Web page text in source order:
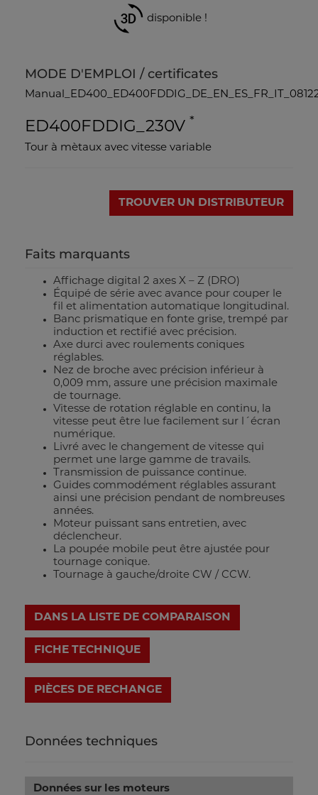
disponible !
MODE D'EMPLOI / certificates
ED400FDDIG_230V *
Tour à mètaux avec vitesse variable
TROUVER UN DISTRIBUTEUR
Faits marquants
Affichage digital 2 axes X – Z (DRO)
Équipé de série avec avance pour couper le
fil et alimentation automatique longitudinal.
Banc prismatique en fonte grise, trempé par
induction et rectifié avec précision.
Axe durci avec roulements coniques
réglables.
Nez de broche avec précision inférieur à
0,009 mm, assure une précision maximale
de tournage.
Vitesse de rotation réglable en continu, la
vitesse peut être lue facilement sur l´écran
numérique.
Livré avec le changement de vitesse qui
permet une large gamme de travails.
Transmission de puissance continue.
Guides commodément réglables assurant
ainsi une précision pendant de nombreuses
années.
Moteur puissant sans entretien, avec
déclencheur.
La poupée mobile peut être ajustée pour
tournage conique.
Tournage à gauche/droite CW / CCW.
DANS LA LISTE DE COMPARAISON
FICHE TECHNIQUE
Données techniques
Données sur les moteurs